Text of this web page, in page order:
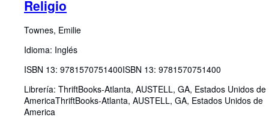
Religio
Townes, Emilie
Idioma: Inglés
ISBN 13: 9781570751400ISBN 13: 9781570751400
Librería: ThriftBooks-Atlanta, AUSTELL, GA, Estados Unidos de
AmericaThriftBooks-Atlanta, AUSTELL, GA, Estados Unidos de
America